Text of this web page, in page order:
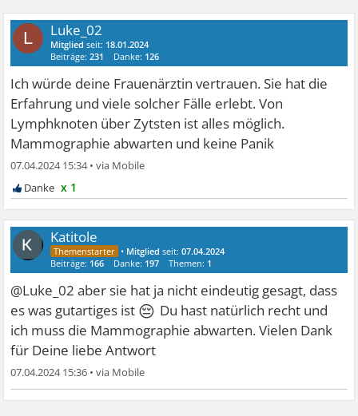
L Luke_02
Mitglied seit: 18.01.2024
Beiträge:231 Danke: 126
Ich würde deine Frauenärztin vertrauen. Sie hat die
Erfahrung und viele solcher Fälle erlebt. Von
Lymphknoten über Zytsten ist alles möglich.
Mammographie abwarten und keine Panik
07.04.2024 15:34•
x 1
Katitole
• Mitglied seit:07.04.2024
Beiträge: 166 Danke: 197 Themen: 1
@Luke_02 aber sie hat ja nicht eindeutig gesagt, dass
es was gutartiges ist 😔 Du hast natürlich recht und
ich muss die Mammographie abwarten. Vielen Dank
für Deine liebe Antwort
07.04.2024 15:36 •